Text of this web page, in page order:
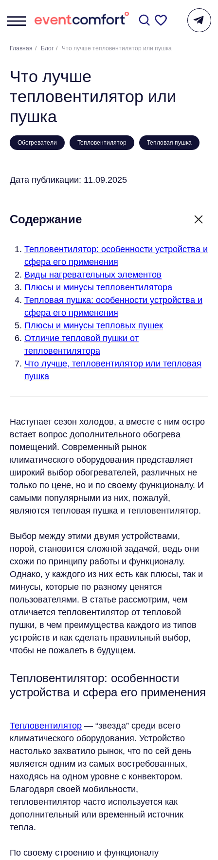
Главная / Блог / Что лучше тепловентилятор или пушка
Что лучше
тепловентилятор или
пушка
Обогреватели Тепловентилятор Тепловая пушка
Дата публикации: 11.09.2025
Содержание
Тепловентилятор: особенности устройства и
сфера его применения
Виды нагревательных элементов
Плюсы и минусы тепловентилятора
Тепловая пушка: особенности устройства и
сфера его применения
Плюсы и минусы тепловых пушек
Отличие тепловой пушки от
тепловентилятора
Что лучше, тепловентилятор или тепловая
пушка
Наступает сезон холодов, а вместе с ним остро
встает вопрос дополнительного обогрева
помещений. Современный рынок
климатического оборудования представляет
широкий выбор обогревателей, различных не
только по цене, но и по своему функционалу. И
самыми популярными из них, пожалуй,
являются тепловая пушка и тепловентилятор.
Выбор между этими двумя устройствами,
порой, становится сложной задачей, ведь они
схожи по принципу работы и функционалу.
Однако, у каждого из них есть как плюсы, так и
минусы, которые по разному ценятся
пользователями. В статье рассмотрим, чем
отличается тепловентилятор от тепловой
пушки, в чем преимущества каждого из типов
устройств и как сделать правильный выбор,
чтобы не пожалеть в будущем.
Тепловентилятор: особенности
устройства и сфера его применения
Тепловентилятор — “звезда” среди всего
климатического оборудования. Устройство
настолько захватило рынок, что по сей день
является одним из самых востребованных,
находясь на одном уровне с конвектором.
Благодаря своей мобильности,
тепловентилятор часто используется как
дополнительный или временный источник
тепла.
По своему строению и функционалу